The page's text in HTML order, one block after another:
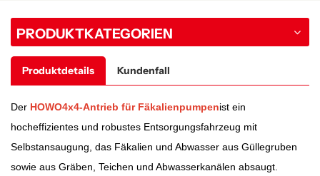
PRODUKTKATEGORIEN
Produktdetails Kundenfall
Der HOWO4x4-Antrieb für Fäkalienpumpenist ein
hocheffizientes und robustes Entsorgungsfahrzeug mit
Selbstansaugung, das Fäkalien und Abwasser aus Güllegruben
sowie aus Gräben, Teichen und Abwasserkanälen absaugt.